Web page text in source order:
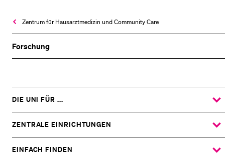
Zentrum für Hausarztmedizin und Community Care
Forschung
DIE UNI FÜR ...
DAS
UNTERMENÜ
ZENTRALE EINRICHTUNGEN
DAS
UNTERMENÜ
EINFACH FINDEN